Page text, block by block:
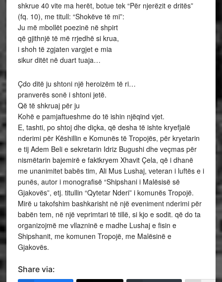
shkrue 40 vite ma herët, botue tek “Për njerëzit e dritës”
(fq. 10), me titull: “Shokëve të mi”:
Ju më mbollët poezinë në shpirt
që gjithnjë të më rrjedhë si krua,
i shoh të zgjaten vargjet e mia
sikur ditët në duart tuaja…
Çdo ditë ju shtoni një heroizëm të ri…
pranverës sonë i shtoni jetë.
Që të shkruaj për ju
Kohë e pamjaftueshme do të ishin njëqind vjet.
E, tashti, po shtoj dhe diçka, që desha të ishte kryefjalë
nderimi për Këshillin e Komunës të Tropojës, për kryetarin
e tij Adem Beli e sekretarin Idriz Bugushi dhe veçmas për
nismëtarin bajemirë e faktkryem Xhavit Çela, që i dhanë
me unanimitet babës tim, Ali Mus Lushaj, veteran i luftës e i
punës, autor i monografisë “Shipshani i Malësisë së
Gjakovës”, etj. titullin “Qytetar Nderi” i komunës Tropojë.
Mirë u takofshim bashkarisht në një eveniment nderimi për
babën tem, në një veprimtari të tillë, si kjo e sodit. që do ta
organizojmë me vllazninë e madhe Lushaj e fisin e
Shipshanit, me komunen Tropojë, me Malësinë e
Gjakovës.
Share via: